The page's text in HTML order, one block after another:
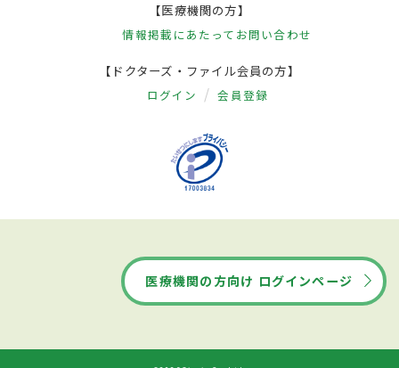
【医療機関の方】
情報掲載にあたって お問い合わせ
【ドクターズ・ファイル会員の方】
ログイン 会員登録
医療機関の方向け ログインページ